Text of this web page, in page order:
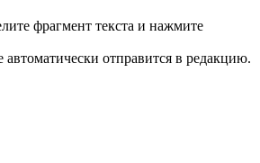
фрагмент текста и нажмите
отправится в редакцию.